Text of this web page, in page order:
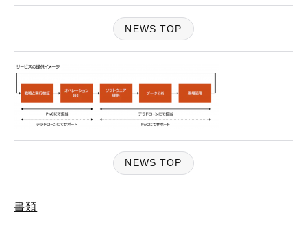
NEWS TOP
NEWS TOP
書類